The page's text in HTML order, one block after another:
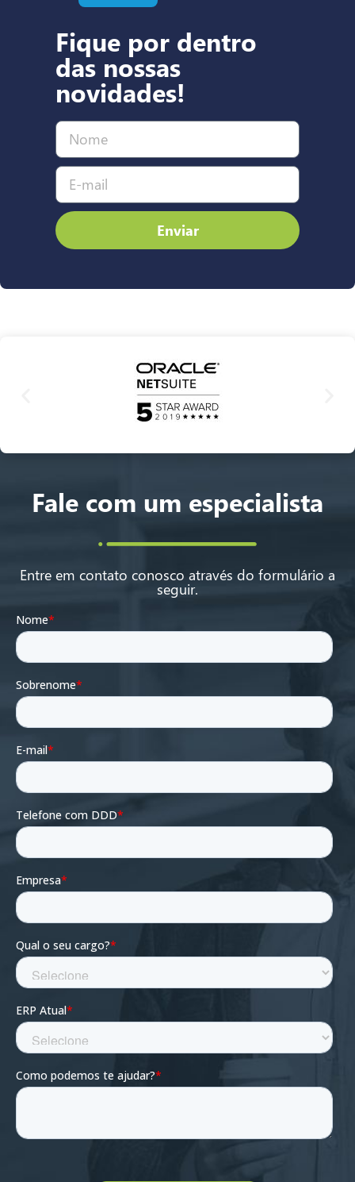
Fique por dentro
das nossas
novidades!
Enviar
Fale com um especialista
Entre em contato conosco através do formulário a
seguir.